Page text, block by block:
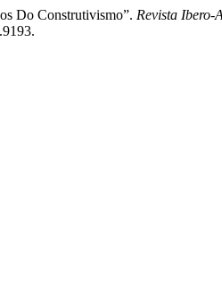
Do Construtivismo”. Revista Ibero-